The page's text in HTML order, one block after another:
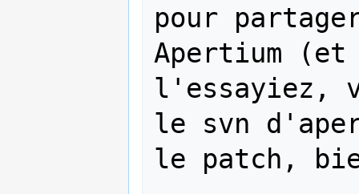
pour
Apertium (et
l'essayiez,
le svn
le patch,